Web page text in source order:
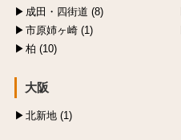
成田・四街道 (8)
市原姉ヶ崎 (1)
柏 (10)
大阪
北新地 (1)